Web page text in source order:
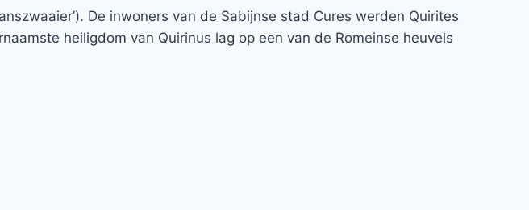
De inwoners van de Sabijnse stad Cures werden Quirites
heiligdom van Quirinus lag op een van de Romeinse heuvels